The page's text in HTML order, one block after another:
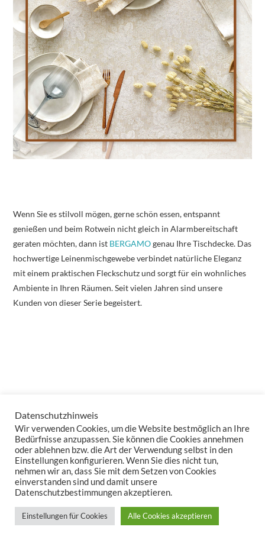
Wenn Sie es stilvoll mögen, gerne schön essen, entspannt
genießen und beim Rotwein nicht gleich in Alarmbereitschaft
geraten möchten, dann ist BERGAMOgenau Ihre Tischdecke. Das
hochwertige Leinenmischgewebe verbindet natürliche Eleganz
mit einem praktischen Fleckschutz und sorgt für ein wohnliches
Ambiente in Ihren Räumen. Seit vielen Jahren sind unsere
Kunden von dieser Serie begeistert.
Datenschutzhinweis
Wir verwenden Cookies, um die Website bestmöglich an Ihre
Bedürfnisse anzupassen. Sie können die Cookies annehmen
oder ablehnen bzw. die Art der Verwendung selbst in den
Einstellungen konfigurieren. Wenn Sie dies nicht tun,
nehmen wir an, dass Sie mit dem Setzen von Cookies
einverstanden sind und damit unsere
Datenschutzbestimmungen akzeptieren.
Einstellungen für Cookies Alle Cookies akzeptieren